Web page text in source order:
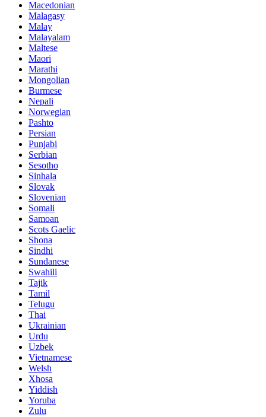
Macedonian
Malagasy
Malay
Malayalam
Maltese
Maori
Marathi
Mongolian
Burmese
Nepali
Norwegian
Pashto
Persian
Punjabi
Serbian
Sesotho
Sinhala
Slovak
Slovenian
Somali
Samoan
Scots Gaelic
Shona
Sindhi
Sundanese
Swahili
Tajik
Tamil
Telugu
Thai
Ukrainian
Urdu
Uzbek
Vietnamese
Welsh
Xhosa
Yiddish
Yoruba
Zulu